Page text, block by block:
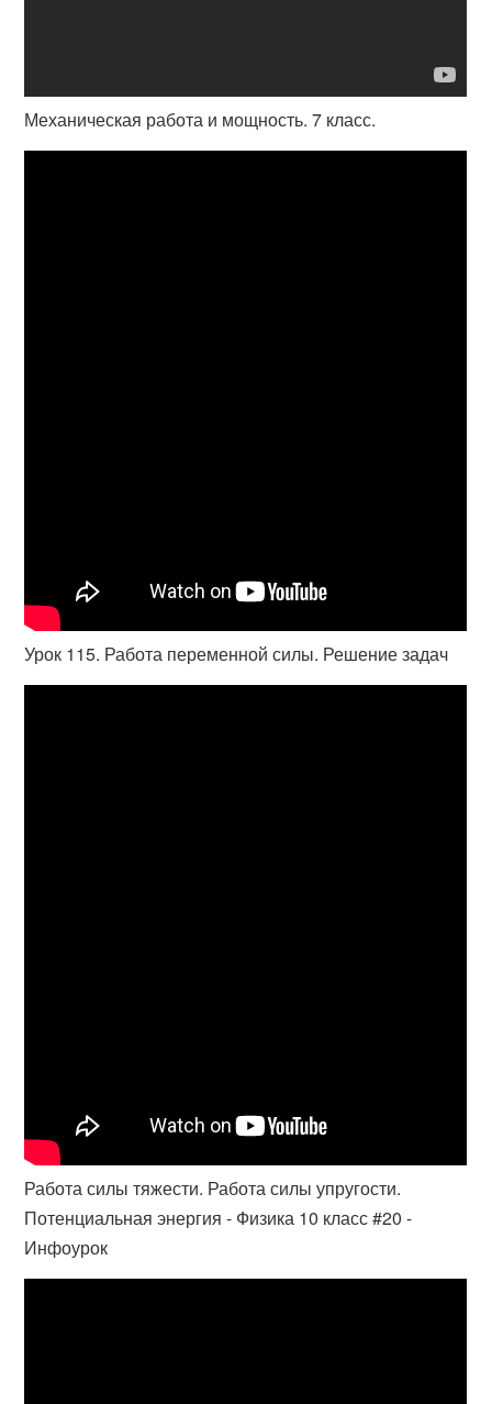
Механическая работа и мощность. 7 класс.
Урок 115. Работа переменной силы. Решение задач
Работа силы тяжести. Работа силы упругости.
Потенциальная энергия - Физика 10 класс #20 -
Инфоурок